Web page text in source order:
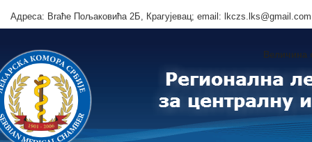
Адреса: Brаће Пољаковића 2Б, Крагујевац; email:
Величина